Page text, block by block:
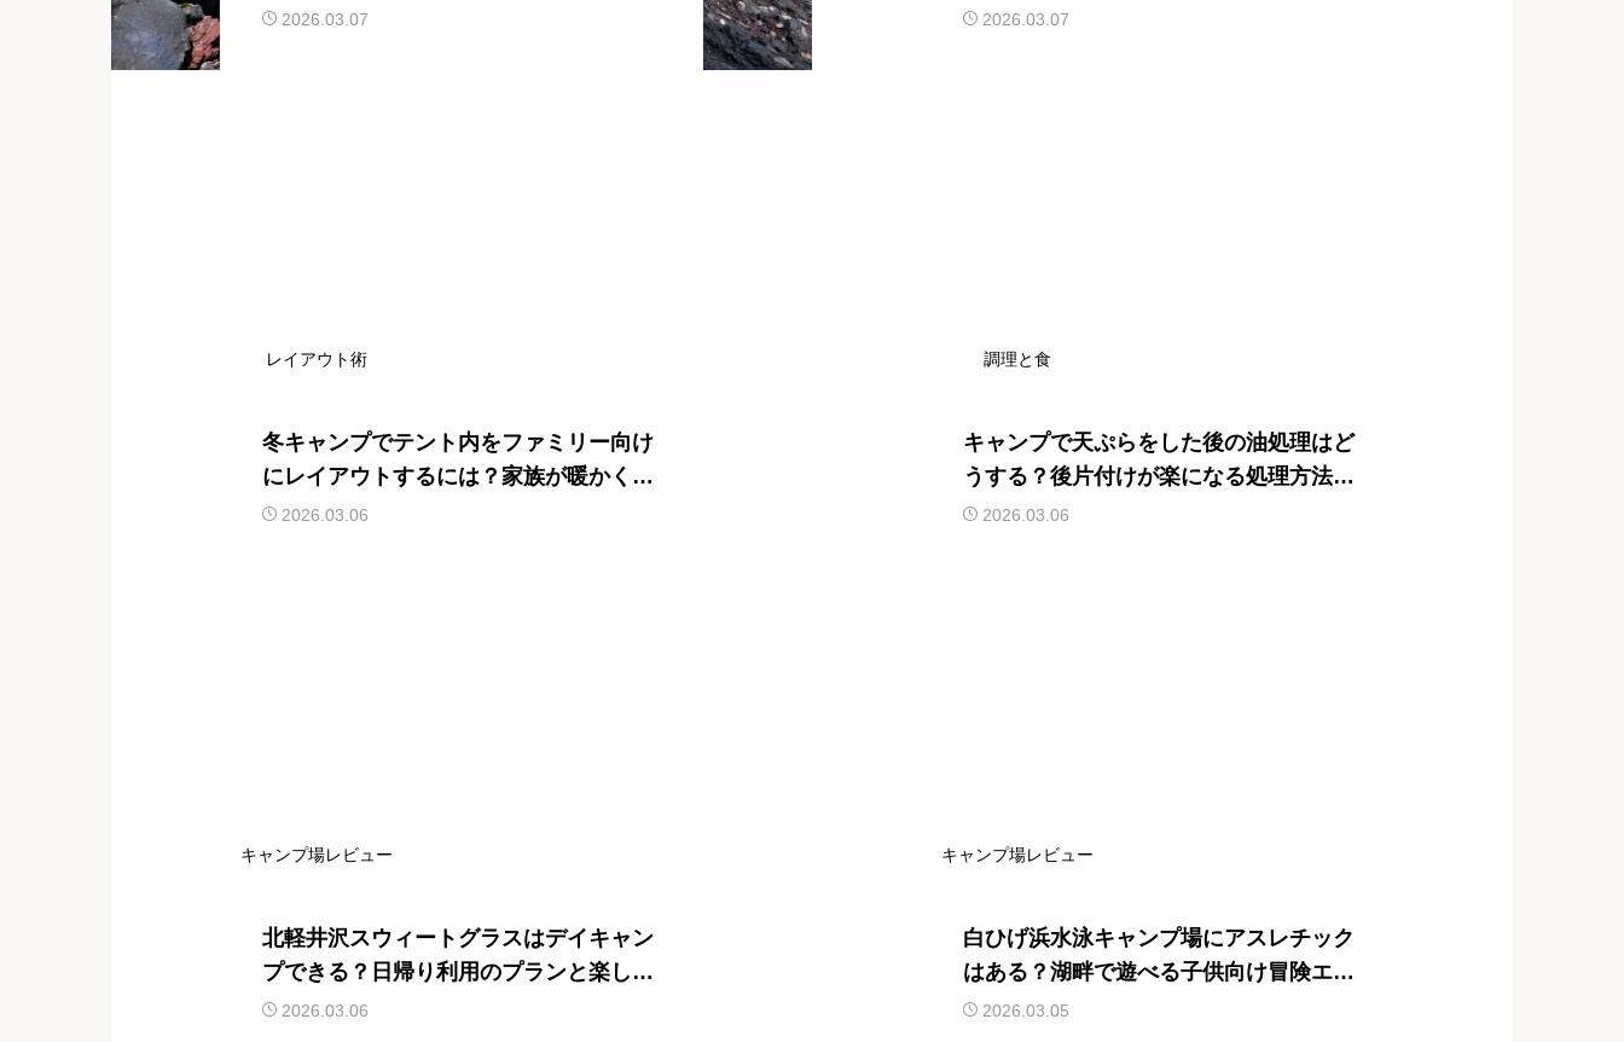
紹介2026.03.07
ドア用語集
2026.03.07
レイアウト術
冬キャンプでテント内をファミリー向け
にレイアウトするには？家族が暖かく過
ごせる配置と工夫を紹介
2026.03.06
調理と食
キャンプで天ぷらをした後の油処理はど
うする？後片付けが楽になる処理方法と
アイデアを紹介
2026.03.06
キャンプ場レビュー
北軽井沢スウィートグラスはデイキャン
プできる？日帰り利用のプランと楽しみ
方を紹介
2026.03.06
キャンプ場レビュー
白ひげ浜水泳キャンプ場にアスレチック
はある？湖畔で遊べる子供向け冒険エリ
アの有無を紹介
2026.03.05